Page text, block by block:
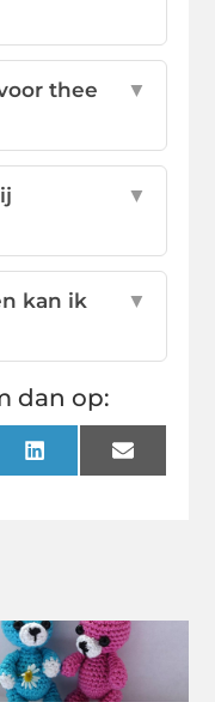
thee
▼
▼
kan ik
▼
dan op:
LinkedInEmail